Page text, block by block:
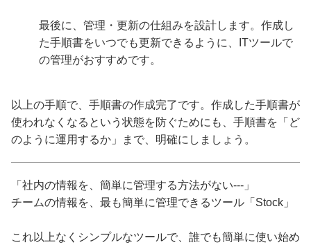
最後に、管理・更新の仕組みを設計します。作成し
た手順書をいつでも更新できるように、ITツールで
の管理がおすすめです。
以上の手順で、手順書の作成完了です。作成した手順書が
使われなくなるという状態を防ぐためにも、手順書を「ど
のように運用するか」まで、明確にしましょう。
「社内の情報を、簡単に管理する方法がない---」
チームの情報を、最も簡単に管理できるツール「Stock」
これ以上なくシンプルなツールで、誰でも簡単に使い始め